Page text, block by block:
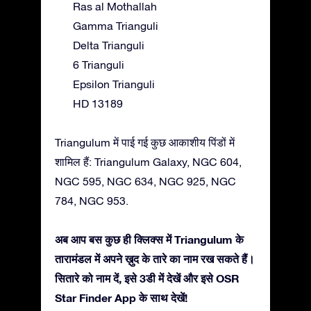
Ras al Mothallah
Gamma Trianguli
Delta Trianguli
6 Trianguli
Epsilon Trianguli
HD 13189
Triangulum में पाई गई कुछ आकाशीय पिंडों में
शामिल हैं: Triangulum Galaxy, NGC 604,
NGC 595, NGC 634, NGC 925, NGC
784, NGC 953.
अब आप बस कुछ ही क्लिक्स में Triangulum के
तारामंडल में अपने ख़ुद के तारे का नाम रख सकते हैं।
सितारे को नाम दें, इसे 3डी में देखें और इसे OSR
Star Finder App के साथ देखें!